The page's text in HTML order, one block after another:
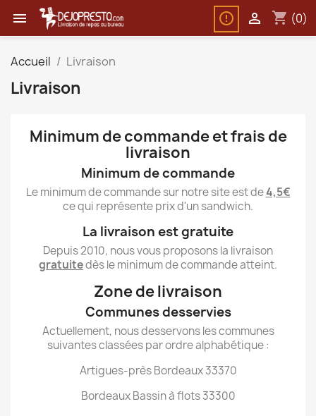
 shopping_cart (0)

Accueil Livraison
Livraison
Minimum de commande et frais de
livraison
Minimum de commande
Le minimum de commande sur notre site est de4,5€
ce qui représente prix d'un sandwich.
La livraison est gratuite
Depuis 2010, nous vous proposons la livraison
gratuitedès le minimum de commande atteint.
Zone de livraison
Communes desservies
Actuellement, nous desservons les communes
suivantes classées par ordre alphabétique :
Artigues-près Bordeaux 33370
Bordeaux Bassin à flots 33300